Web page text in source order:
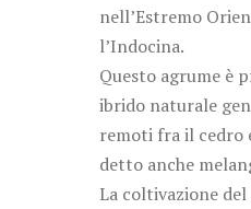
nell’Estremo
l’Indocina.
Questo agrume è
ibrido naturale
remoti fra il cedro
detto anche
La coltivazione